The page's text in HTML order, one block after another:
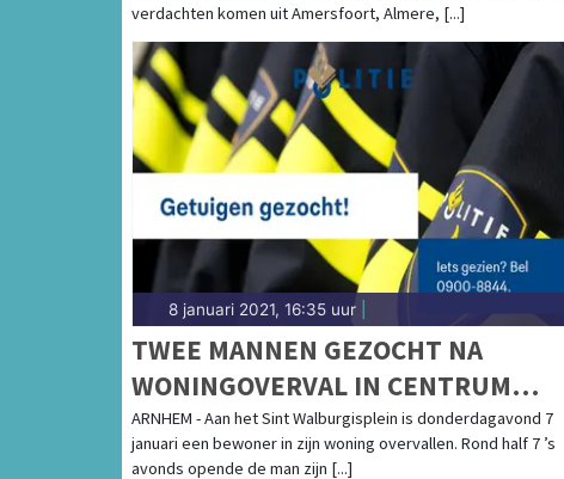
verdachten komen uit Amersfoort, Almere, [...]
8 januari 2021, 16:35 uur
TWEE MANNEN GEZOCHT NA
WONINGOVERVAL IN CENTRUM
ARNHEM
ARNHEM - Aan het Sint Walburgisplein is donderdagavond 7
januari een bewoner in zijn woning overvallen. Rond half 7 ’s
avonds opende de man zijn [...]